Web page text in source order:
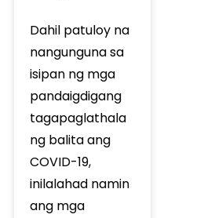
Dahil patuloy na
nangunguna sa
isipan ng mga
pandaigdigang
tagapaglathala
ng balita ang
COVID-19,
inilalahad namin
ang mga